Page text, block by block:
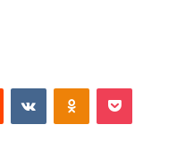
Reddit VKontakteOdnoklassniki
Pocket